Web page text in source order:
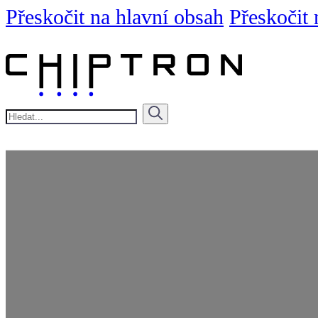
Přeskočit na hlavní obsah Přeskočit
Hledat